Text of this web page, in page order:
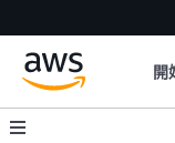
開